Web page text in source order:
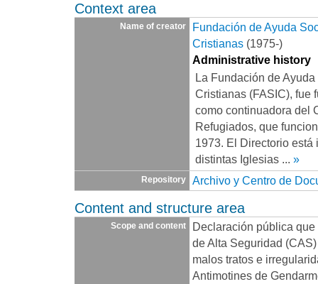
Context area
Name of creator
Fundación de Ayuda
Cristianas (1975-)
Administrative history
La Fundación de
Cristianas (FASIC), fue
como continuadora del
Refugiados, que
1973. El Directorio está
distintas Iglesias ... »
Repository Archivo y Centro de
Content and structure area
Scope and content
Declaración pública
de Alta Seguridad
malos tratos e
Antimotines de